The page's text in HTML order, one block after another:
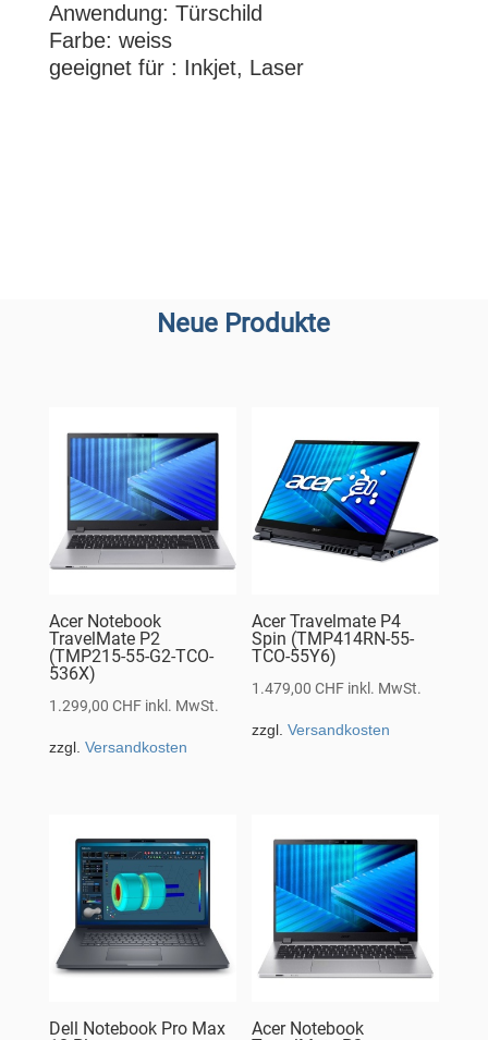
Anwendung: Türschild
Farbe: weiss
geeignet für : Inkjet, Laser
Neue Produkte
Acer Notebook
TravelMate P2
(TMP215-55-G2-TCO-
536X)
1.299,00 CHF inkl. MwSt.
zzgl. Versandkosten
Acer Travelmate P4
Spin (TMP414RN-55-
TCO-55Y6)
1.479,00CHF inkl. MwSt.
zzgl.Versandkosten
Dell Notebook Pro Max
Acer Notebook